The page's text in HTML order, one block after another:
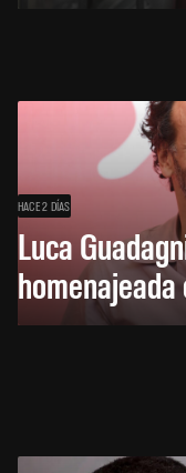
HACE 2 DÍAS
Luca